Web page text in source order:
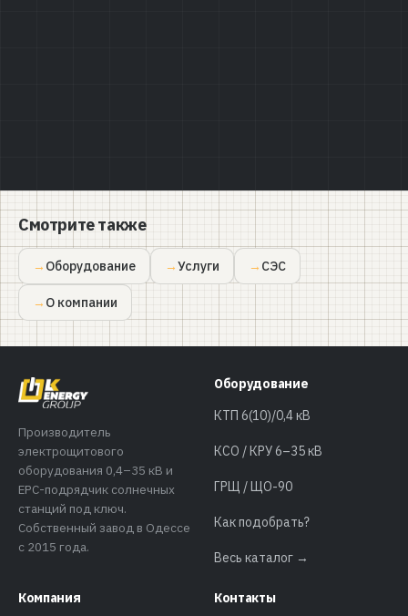
Смотрите также
Оборудование Услуги СЭС
О компании
Производитель
электрощитового
оборудования 0,4–35 кВ и
EPC-подрядчик солнечных
станций под ключ.
Собственный завод в Одессе
с 2015 года.
Оборудование
КТП 6(10)/0,4 кВ
КСО / КРУ 6–35 кВ
ГРЩ / ЩО-90
Как подобрать?
Весь каталог →
Компания
Контакты